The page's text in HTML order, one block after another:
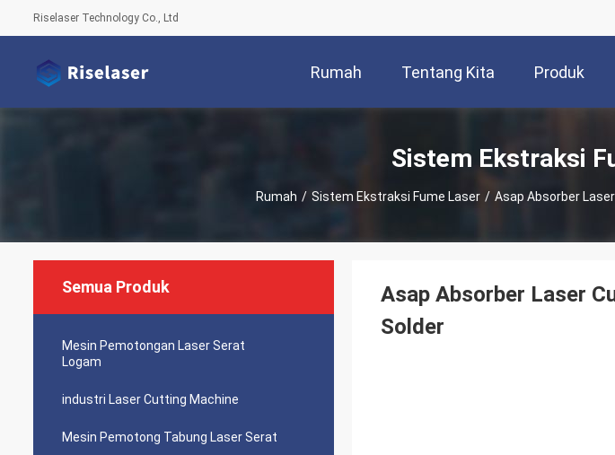
Riselaser Technology Co., Ltd
Rumah Tentang Kita Produk
Sistem Ekstraksi
Rumah / Sistem Ekstraksi Fume Laser / Asap Absorber
Semua Produk
Mesin Pemotongan Laser Serat
Logam
industri Laser Cutting Machine
Mesin Pemotong Tabung Laser Serat
Asap Absorber Laser
Solder